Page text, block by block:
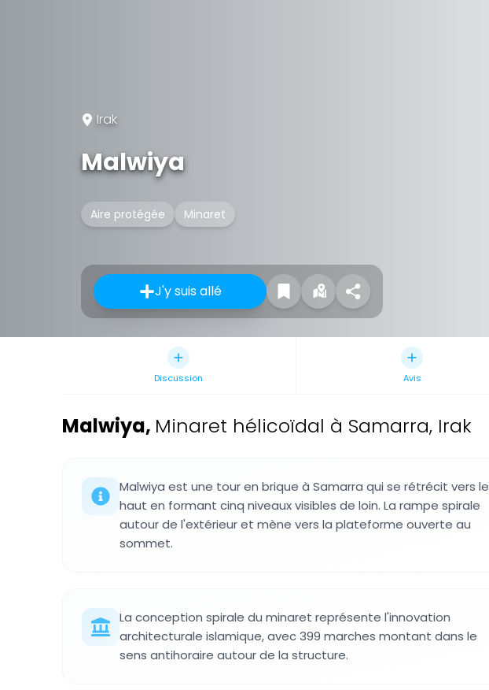
Irak
Malwiya
Aire protégée Minaret
J'y suis allé
Discussion Avis
Malwiya, Minaret hélicoïdal à Samarra, Irak
Malwiya est une tour en brique à Samarra qui se rétrécit vers le
haut en formant cinq niveaux visibles de loin. La rampe spirale
autour de l'extérieur et mène vers la plateforme ouverte au
sommet.
La conception spirale du minaret représente l'innovation
architecturale islamique, avec 399 marches montant dans le
sens antihoraire autour de la structure.